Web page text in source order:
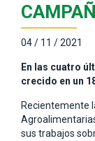
04 / 11 / 2021
En las cuatro
crecido en un
Recientemente
sus trabajos